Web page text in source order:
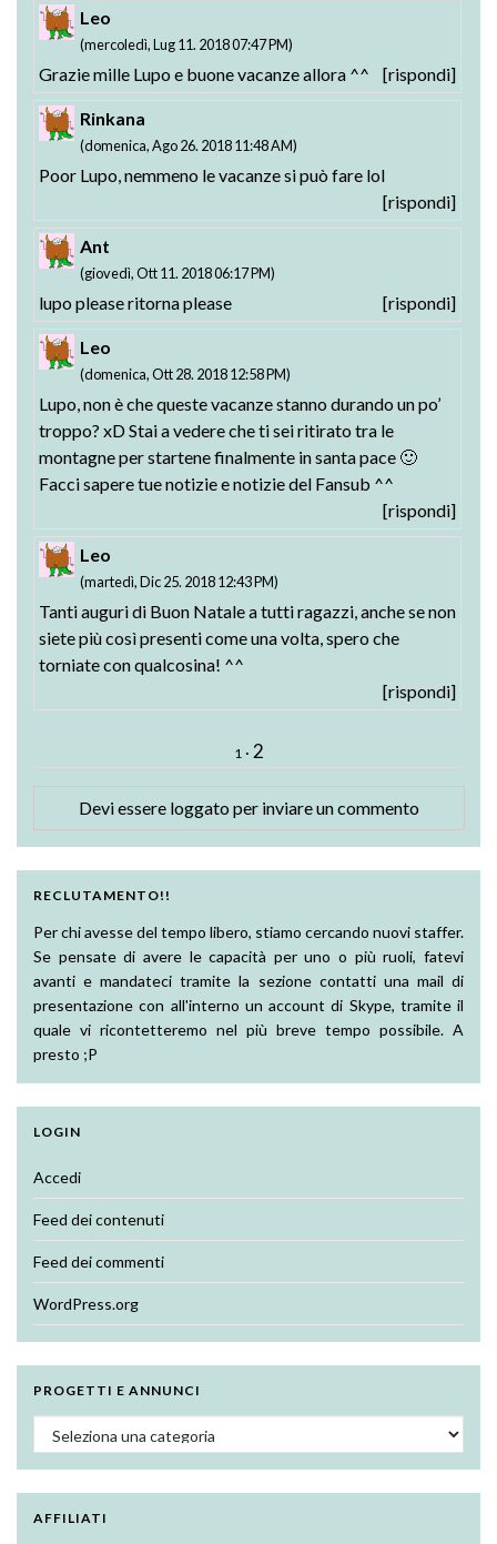
Leo
(mercoledì, Lug 11. 2018 07:47 PM)
Grazie mille Lupo e buone vacanze allora ^^ [rispondi]
Rinkana
(domenica, Ago 26. 2018 11:48 AM)
Poor Lupo, nemmeno le vacanze si può fare lol
[rispondi]
Ant
(giovedì, Ott 11. 2018 06:17 PM)
lupo please ritorna please [rispondi]
Leo
(domenica, Ott 28. 2018 12:58 PM)
Lupo, non è che queste vacanze stanno durando un po’
troppo? xD Stai a vedere che ti sei ritirato tra le
montagne per startene finalmente in santa pace 🙂
Facci sapere tue notizie e notizie del Fansub ^^
[rispondi]
Leo
(martedì, Dic 25. 2018 12:43 PM)
Tanti auguri di Buon Natale a tutti ragazzi, anche se non
siete più così presenti come una volta, spero che
torniate con qualcosina! ^^
[rispondi]
1 · 2
Devi essere loggato per inviare un commento
RECLUTAMENTO!!
Per chi avesse del tempo libero, stiamo cercando nuovi staffer.
Se pensate di avere le capacità per uno o più ruoli, fatevi
avanti e mandateci tramite la sezione contatti una mail di
presentazione con all'interno un account di Skype, tramite il
quale vi ricontetteremo nel più breve tempo possibile. A
presto ;P
LOGIN
Accedi
Feed dei contenuti
Feed dei commenti
WordPress.org
PROGETTI E ANNUNCI
Progetti e annunci
AFFILIATI